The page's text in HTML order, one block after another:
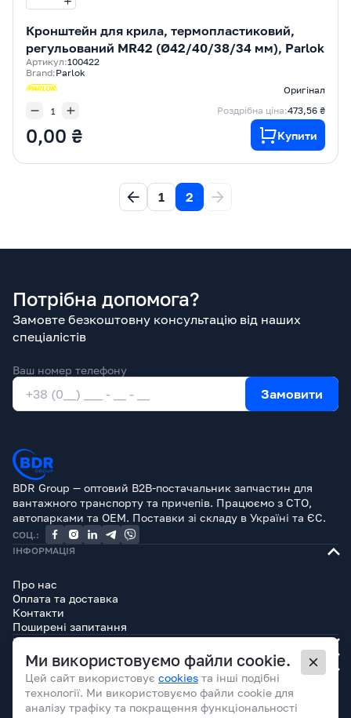
Кронштейн для крила, термопластиковий,
регульований MR42 (Ø42/40/38/34 мм), Parlok
Артикул:100422
Brand:Parlok
Оригінал
Роздрібна ціна:473,56 ₴
0,00 ₴ Купити
1 2
Потрібна допомога?
Замовте безкоштовну консультацію від наших
спеціалістів
Ваш номер телефону
Замовити
BDR Group — оптовий B2B-постачальник запчастин для
вантажного транспорту та причепів. Працюємо з СТО,
автопарками та OEM. Поставки зі складу в Україні та ЄС.
СОЦ.:
ІНФОРМАЦІЯ
Про нас
Оплата та доставка
Контакти
Поширені запитання
КАТАЛОГ
БРЕНДИ
ЮРИДИЧНА ІНФОРМАЦІЯ
Ми використовуємо файли cookie.
Цей сайт використовує cookies та інші подібні
технології. Ми використовуємо файли cookie для
аналізу трафіку та покращення функціональності